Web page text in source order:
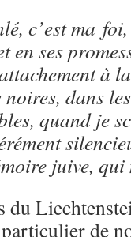
c’est ma
ses
à
dans
quand je
juive,
du
de